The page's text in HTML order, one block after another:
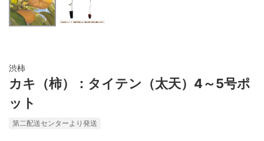
渋柿
カキ（柿）：タイテン（太天）4～5号ポ
ット
第二配送センターより発送